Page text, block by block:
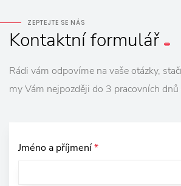
ZEPTEJTE SE NÁS
Kontaktníformulář
Rádi vám odpovíme na vaše otázky,
my Vám nejpozději do 3 pracovních
Jméno a příjmení*